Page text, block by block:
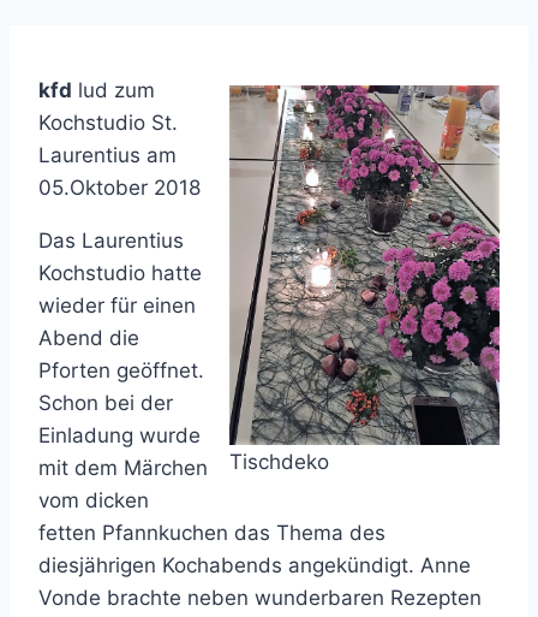
Tischdeko
kfd lud zum
Kochstudio St.
Laurentius am
05.Oktober 2018
Das Laurentius
Kochstudio hatte
wieder für einen
Abend die
Pforten geöffnet.
Schon bei der
Einladung wurde
mit dem Märchen
vom dicken
fetten Pfannkuchen das Thema des
diesjährigen Kochabends angekündigt. Anne
Vonde brachte neben wunderbaren Rezepten